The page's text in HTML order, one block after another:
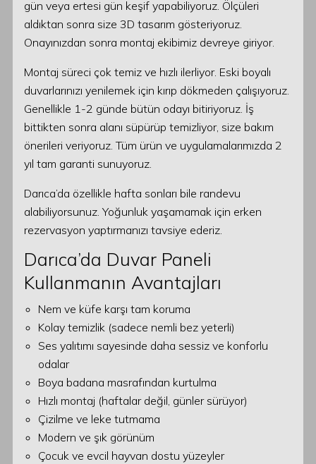
gün veya ertesi gün keşif yapabiliyoruz. Ölçüleri
aldıktan sonra size 3D tasarım gösteriyoruz.
Onayınızdan sonra montaj ekibimiz devreye giriyor.
Montaj süreci çok temiz ve hızlı ilerliyor. Eski boyalı
duvarlarınızı yenilemek için kırıp dökmeden çalışıyoruz.
Genellikle 1-2 günde bütün odayı bitiriyoruz. İş
bittikten sonra alanı süpürüp temizliyor, size bakım
önerileri veriyoruz. Tüm ürün ve uygulamalarımızda 2
yıl tam garanti sunuyoruz.
Darıca’da özellikle hafta sonları bile randevu
alabiliyorsunuz. Yoğunluk yaşamamak için erken
rezervasyon yaptırmanızı tavsiye ederiz.
Darıca’da Duvar Paneli
Kullanmanın Avantajları
Nem ve küfe karşı tam koruma
Kolay temizlik (sadece nemli bez yeterli)
Ses yalıtımı sayesinde daha sessiz ve konforlu
odalar
Boya badana masrafından kurtulma
Hızlı montaj (haftalar değil, günler sürüyor)
Çizilme ve leke tutmama
Modern ve şık görünüm
Çocuk ve evcil hayvan dostu yüzeyler